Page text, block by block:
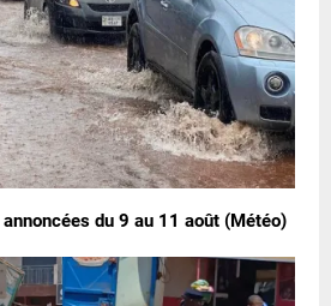
du 9 au 11 août (Météo)